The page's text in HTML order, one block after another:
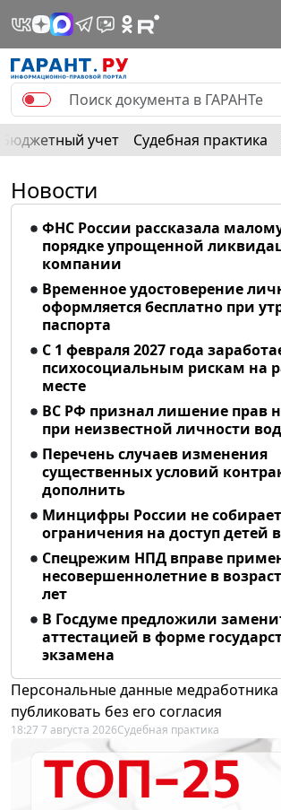
Бюджетный учет Судебная практика
Новости
ФНС России рассказала
порядке упрощенной
компании
Временное удостоверение
оформляется бесплатно при
паспорта
С 1 февраля 2027 года
психосоциальным рискам на
месте
ВС РФ признал лишение прав
при неизвестной личности
Перечень случаев изменения
существенных условий
дополнить
Минцифры России не
ограничения на доступ детей
Спецрежим НПД вправе
несовершеннолетние в
лет
В Госдуме предложили
аттестацией в форме
экзамена
Персональные данные
публиковать без его согласия
18:27 7 августа 2026Судебная практика